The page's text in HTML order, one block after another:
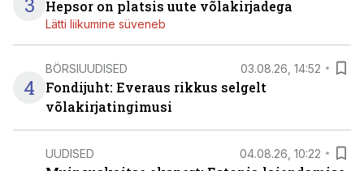
Hepsor on platsis uute võlakirjadega
Lätti liikumine süveneb
4
BÖRSIUUDISED 03.08.26, 14:52
Fondijuht: Everaus rikkus selgelt
võlakirjatingimusi
UUDISED 04.08.26, 10:22